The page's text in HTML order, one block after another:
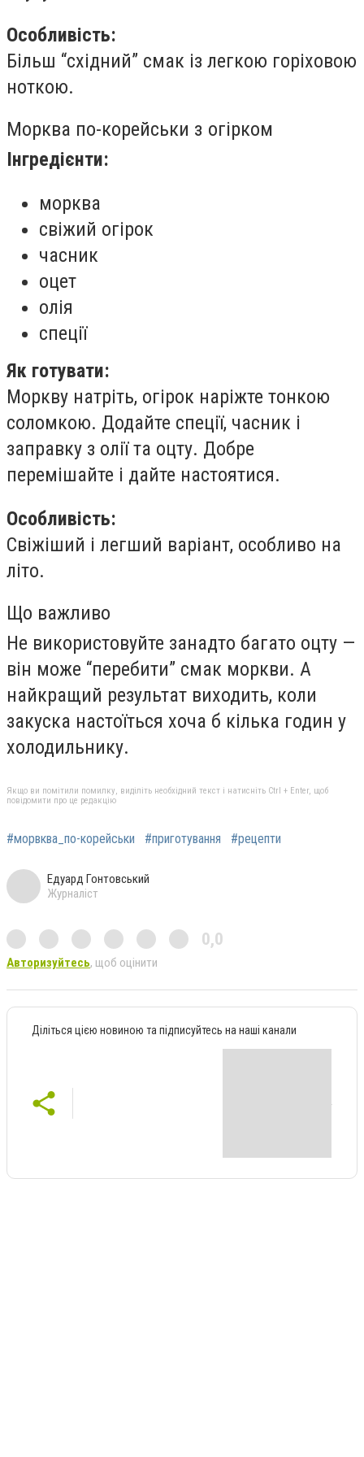
Особливість:
Більш “східний” смак із легкою горіховою
ноткою.
Морква по-корейськи з огірком
Інгредієнти:
морква
свіжий огірок
часник
оцет
олія
спеції
Як готувати:
Моркву натріть, огірок наріжте тонкою
соломкою. Додайте спеції, часник і
заправку з олії та оцту. Добре
перемішайте і дайте настоятися.
Особливість:
Свіжіший і легший варіант, особливо на
літо.
Що важливо
Не використовуйте занадто багато оцту —
він може “перебити” смак моркви. А
найкращий результат виходить, коли
закуска настоїться хоча б кілька годин у
холодильнику.
Якщо ви помітили помилку, виділіть необхідний текст і натисніть Ctrl + Enter, щоб
повідомити про це редакцію
#морвква_по-корейськи #приготування #рецепти
Едуард Гонтовський
Журналіст
0,0
Авторизуйтесь, щоб оцінити
Діліться цією новиною та підписуйтесь на наші канали